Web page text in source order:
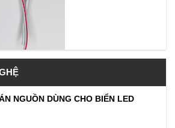
NGUỒN DÙNG CHO BIỂN LED